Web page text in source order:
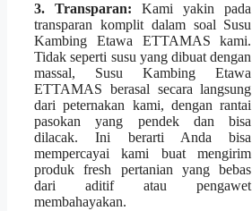
3. Transparan: Kami yakin pada
transparan komplit dalam soal Susu
Kambing Etawa ETTAMAS kami.
Tidak seperti susu yang dibuat dengan
massal, Susu Kambing Etawa
ETTAMAS berasal secara langsung
dari peternakan kami, dengan rantai
pasokan yang pendek dan bisa
dilacak. Ini berarti Anda bisa
mempercayai kami buat mengirim
produk fresh pertanian yang bebas
dari aditif atau pengawet
membahayakan.